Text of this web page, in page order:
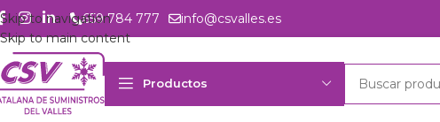
Skip to navigation
Skip to main content
659 784 777 info@csvalles.es
Productos
Inicio Productos